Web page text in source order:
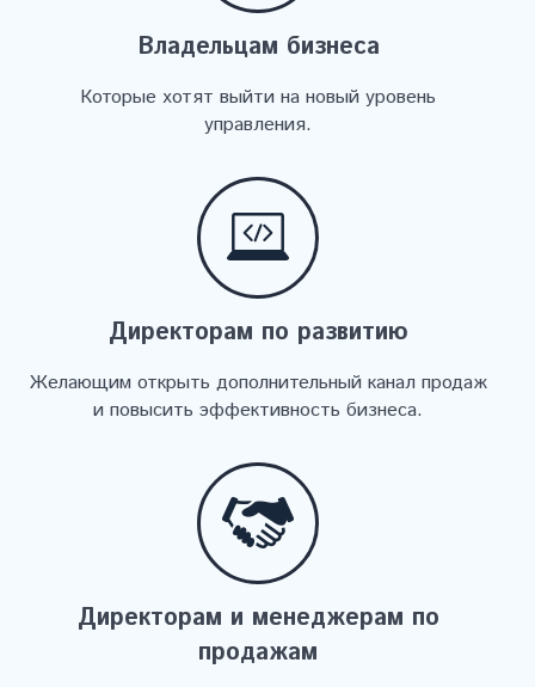
Владельцам бизнеса
Которые хотят выйти на новый уровень
управления.
Директорам по развитию
Желающим открыть дополнительный канал продаж
и повысить эффективность бизнеса.
Директорам и менеджерам по
продажам